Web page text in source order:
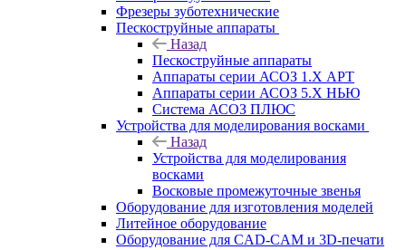
Фрезеры зуботехнические
Пескоструйные аппараты
Назад
Пескоструйные аппараты
Аппараты серии АСОЗ 1.Х АРТ
Аппараты серии АСОЗ 5.Х НЬЮ
Система АСОЗ ПЛЮС
Устройства для моделирования восками
Назад
Устройства для моделирования
восками
Восковые промежуточные звенья
Оборудование для изготовления моделей
Литейное оборудование
Оборудование для CAD-CAM и 3D-печати